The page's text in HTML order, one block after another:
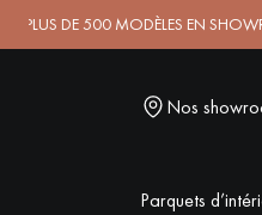
500 MODÈLES EN
Nos
Parquets